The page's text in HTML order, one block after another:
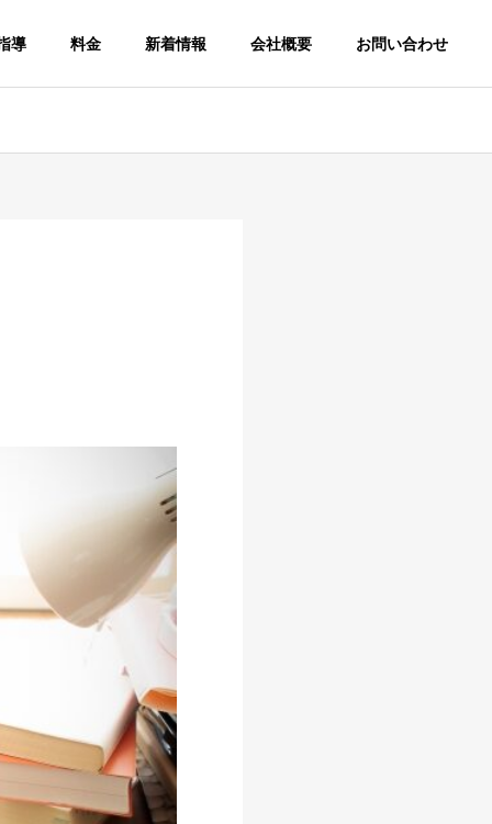
導 料金 新着情報 会社概要 お問い合わせ